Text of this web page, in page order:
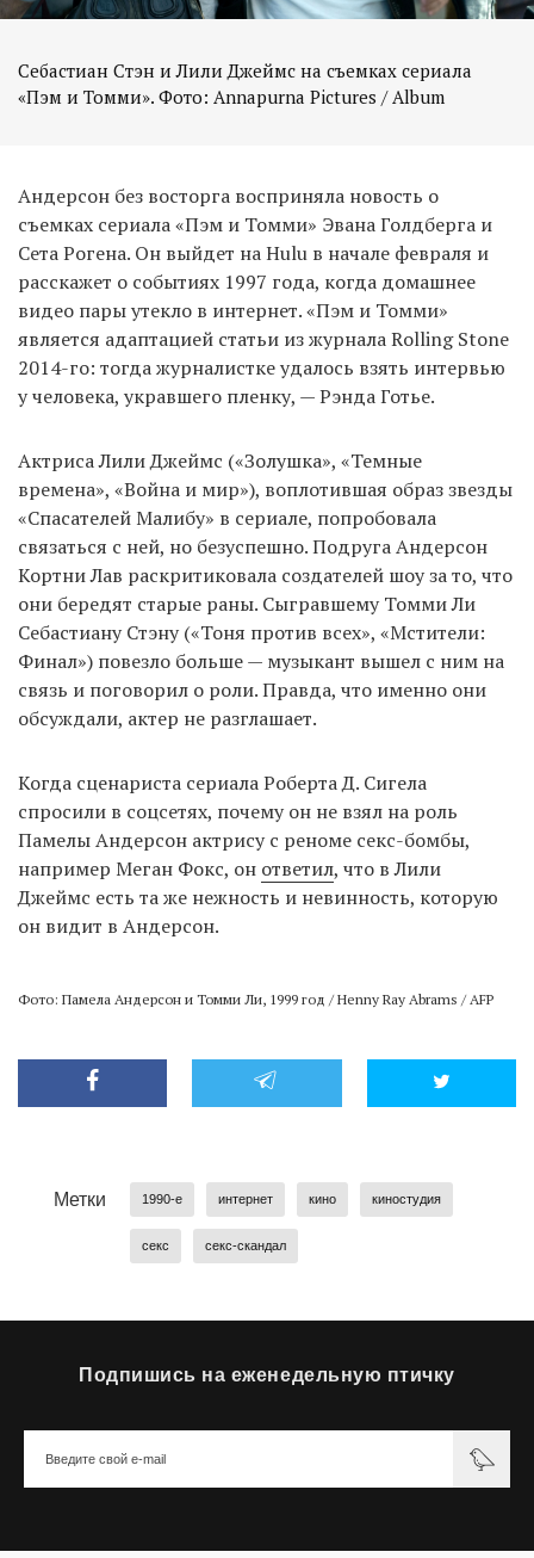
Себастиан Стэн и Лили Джеймс на съемках сериала
«Пэм и Томми». Фото: Annapurna Pictures / Album
Андерсон без восторга восприняла новость о
съемках сериала «Пэм и Томми» Эвана Голдберга и
Сета Рогена. Он выйдет на Hulu в начале февраля и
расскажет о событиях 1997 года, когда домашнее
видео пары утекло в интернет. «Пэм и Томми»
является адаптацией статьи из журнала Rolling Stone
2014-го: тогда журналистке удалось взять интервью
у человека, укравшего пленку, — Рэнда Готье.
Актриса Лили Джеймс («Золушка», «Темные
времена», «Война и мир»), воплотившая образ звезды
«Спасателей Малибу» в сериале, попробовала
связаться с ней, но безуспешно. Подруга Андерсон
Кортни Лав раскритиковала создателей шоу за то, что
они бередят старые раны. Сыгравшему Томми Ли
Себастиану Стэну («Тоня против всех», «Мстители:
Финал») повезло больше — музыкант вышел с ним на
связь и поговорил о роли. Правда, что именно они
обсуждали, актер не разглашает.
Когда сценариста сериала Роберта Д. Сигела
спросили в соцсетях, почему он не взял на роль
Памелы Андерсон актрису с реноме секс-бомбы,
например Меган Фокс, он ответил, что в Лили
Джеймс есть та же нежность и невинность, которую
он видит в Андерсон.
Фото: Памела Андерсон и Томми Ли, 1999 год / Henny Ray Abrams / AFP
Метки 1990-е интернет кино киностудия
секс секс-скандал
Подпишись на еженедельную птичку